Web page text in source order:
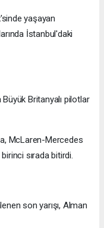
yaşayan
İstanbul'daki
Britanyalı pilotlar
McLaren-Mercedes
sırada bitirdi.
son yarışı, Alman